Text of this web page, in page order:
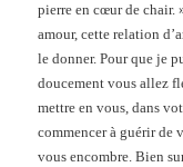
pierre en cœur de chair.
amour, cette relation
le donner. Pour que je
doucement vous allez
mettre en vous, dans
commencer à guérir de
vous encombre. Bien